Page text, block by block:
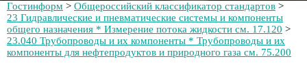
Гостинформ > Общероссийский классификатор стандартов >
23 Гидравлические и пневматические системы и компоненты
общего назначения * Измерение потока жидкости см. 17.120 >
23.040 Трубопроводы и их компоненты * Трубопроводы и их
компоненты для нефтепродуктов и природного газа см. 75.200